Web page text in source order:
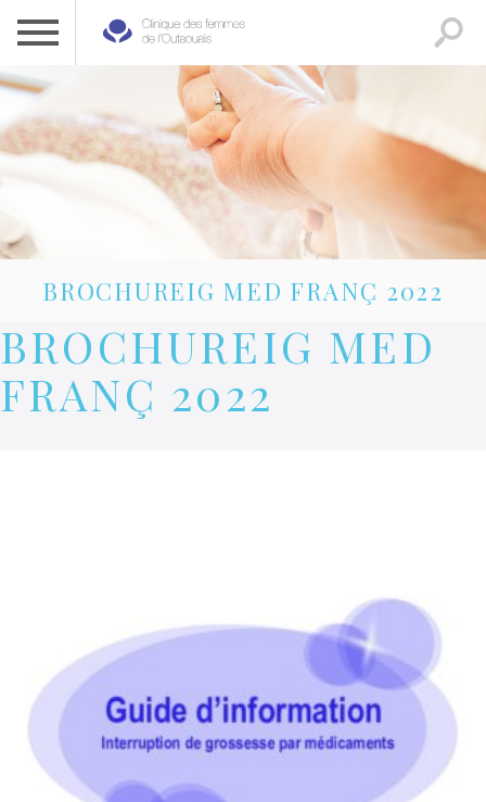
CLINIQUE DES FEMMES DE L’OUTAOUAIS
1 819 778-2055
BROCHUREIG MED FRANÇ 2022
BROCHUREIG MED
FRANÇ 2022